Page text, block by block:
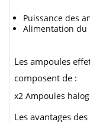
Puissance des
Alimentation du
Les ampoules
composent de :
x2 Ampoules
Les avantages